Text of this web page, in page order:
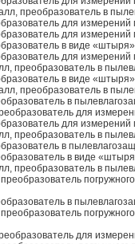
преобразователь в
для
для
в виде
для
преобразователь в
в виде
преобразователь в
в
для
для
преобразователь в
в
в виде
преобразователь в
в
для